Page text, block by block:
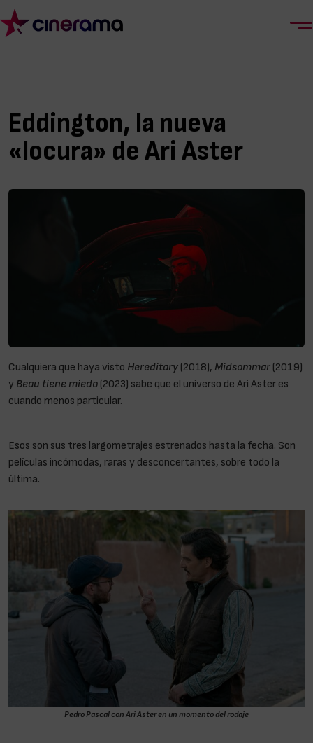
Eddington, la nueva
«locura» de Ari Aster
Cualquiera que haya visto Hereditary (2018), Midsommar (2019)
y Beau tiene miedo (2023) sabe que el universo de Ari Aster es
cuando menos particular.
Esos son sus tres largometrajes estrenados hasta la fecha. Son
películas incómodas, raras y desconcertantes, sobre todo la
última.
Pedro Pascal con Ari Aster en un momento del rodaje